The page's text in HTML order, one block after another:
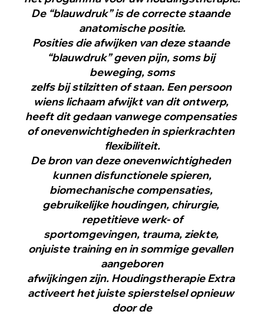
De “blauwdruk” is de correcte staande
anatomische positie.
Posities die afwijken van deze staande
“blauwdruk” geven pijn, soms bij
beweging, soms
zelfs bij stilzitten of staan. Een persoon
wiens lichaam afwijkt van dit ontwerp,
heeft dit gedaan vanwege compensaties
of onevenwichtigheden in spierkrachten
flexibiliteit.
De bron van deze onevenwichtigheden
kunnen disfunctionele spieren,
biomechanische compensaties,
gebruikelijke houdingen, chirurgie,
repetitieve werk- of
sportomgevingen, trauma, ziekte,
onjuiste training en in sommige gevallen
aangeboren
afwijkingen zijn. Houdingstherapie Extra
activeert het juiste spierstelsel opnieuw
door de